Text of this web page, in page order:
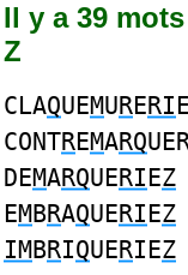
Il y a 39
Z
CLAQUEMURERIE
CONTREMARQ
DEMARQUERIEZ
EMBRAQUERIEZ
IMBRIQUERIEZ